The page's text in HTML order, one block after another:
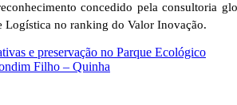
concedido pela consultoria
Logística no ranking do Valor Inovação.
e preservação no Parque Ecológico
Filho – Quinha